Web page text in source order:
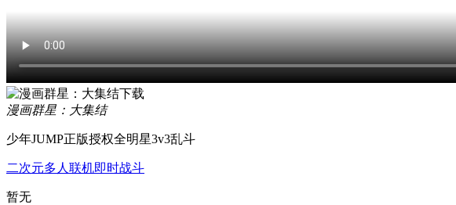
漫画群星：大集结
少年JUMP正版授权全明星3v3乱斗
二次元多人联机即时战斗
暂无